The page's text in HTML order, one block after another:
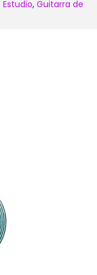
, Guitarra de